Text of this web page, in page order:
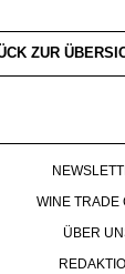
ZUR
WINE TRADE
ÜBER